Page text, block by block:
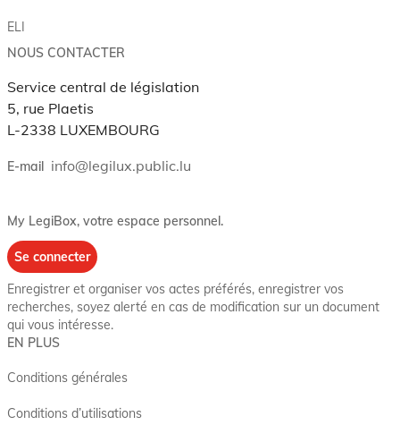
ELI
NOUS CONTACTER
Service central de législation
5, rue Plaetis
L-2338 LUXEMBOURG
E-mail info@legilux.public.lu
My LegiBox, votre espace personnel.
Se connecter
Enregistrer et organiser vos actes préférés, enregistrer vos
recherches, soyez alerté en cas de modification sur un document
qui vous intéresse.
EN PLUS
Conditions générales
Conditions d’utilisations